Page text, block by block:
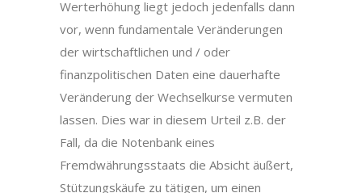
Werterhöhung liegt jedoch jedenfalls dann
vor, wenn fundamentale Veränderungen
der wirtschaftlichen und / oder
finanzpolitischen Daten eine dauerhafte
Veränderung der Wechselkurse vermuten
lassen. Dies war in diesem Urteil z.B. der
Fall, da die Notenbank eines
Fremdwährungsstaats die Absicht äußert,
Stützungskäufe zu tätigen, um einen